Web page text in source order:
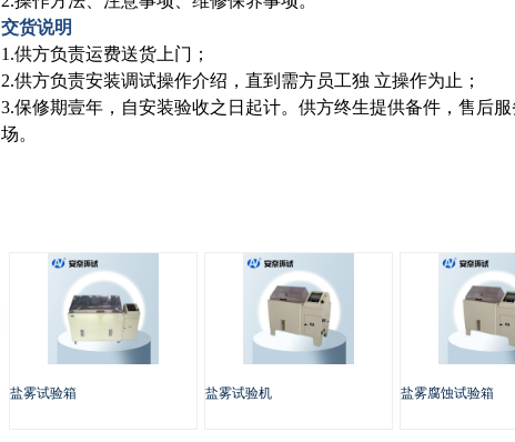
交货说明
1.供方负责运费送货上门；
2.供方负责安装调试操作介绍，直到需方员工独 立操作为止；
3.保修期壹年，自安装验收之日起计。供方终生提供备件，售后
场。
盐雾试验箱 盐雾试验机 盐雾腐蚀试验箱